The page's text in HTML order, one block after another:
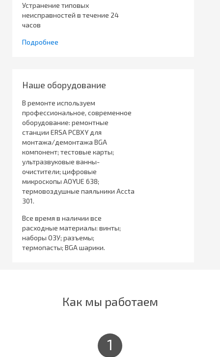
Устранение типовых
неисправностей в течение 24
часов
Подробнее
Наше оборудование
В ремонте используем
профессиональное, современное
оборудование: ремонтные
станции ERSA PCBXY для
монтажа/демонтажа BGA
компонент; тестовые карты;
ультразвуковые ванны-
очистители; цифровые
микроскопы AOYUE 638;
термовоздушные паяльники Accta
301.
Все время в наличии все
расходные материалы: винты;
наборы ОЗУ; разъемы;
термопасты; BGA шарики.
Как мы работаем
1